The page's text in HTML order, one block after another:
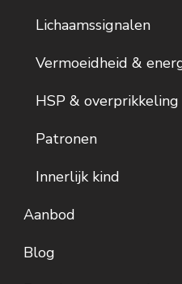
Lichaamssignalen
Vermoeidheid &
HSP & overprikkeling
Patronen
Innerlijk kind
Aanbod
Blog